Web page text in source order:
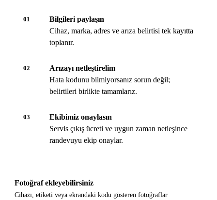
01
Bilgileri paylaşın
Cihaz, marka, adres ve arıza belirtisi tek kayıtta
toplanır.
02
Arızayı netleştirelim
Hata kodunu bilmiyorsanız sorun değil;
belirtileri birlikte tamamlarız.
03
Ekibimiz onaylasın
Servis çıkış ücreti ve uygun zaman netleşince
randevuyu ekip onaylar.
Fotoğraf ekleyebilirsiniz
Cihazı, etiketi veya ekrandaki kodu gösteren fotoğraflar